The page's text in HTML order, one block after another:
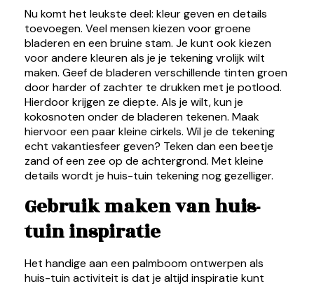
Nu komt het leukste deel: kleur geven en details
toevoegen. Veel mensen kiezen voor groene
bladeren en een bruine stam. Je kunt ook kiezen
voor andere kleuren als je je tekening vrolijk wilt
maken. Geef de bladeren verschillende tinten groen
door harder of zachter te drukken met je potlood.
Hierdoor krijgen ze diepte. Als je wilt, kun je
kokosnoten onder de bladeren tekenen. Maak
hiervoor een paar kleine cirkels. Wil je de tekening
echt vakantiesfeer geven? Teken dan een beetje
zand of een zee op de achtergrond. Met kleine
details wordt je huis-tuin tekening nog gezelliger.
Gebruik maken van huis-
tuin inspiratie
Het handige aan een palmboom ontwerpen als
huis-tuin activiteit is dat je altijd inspiratie kunt